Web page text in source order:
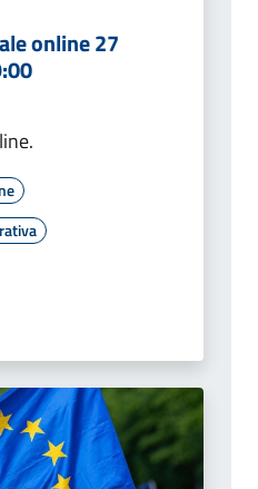
online 27